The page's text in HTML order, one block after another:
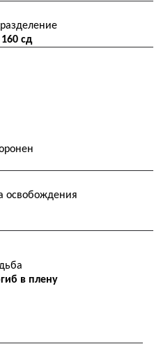
160 сд
освобождения
в плену